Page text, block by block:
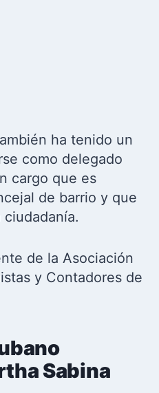
ha tenido un
como delegado
cargo que es
de barrio y que
de la Asociación
y Contadores de
Sabina